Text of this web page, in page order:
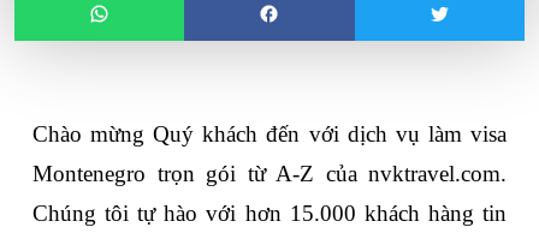
Chào mừng Quý khách đến với dịch vụ làm visa
Montenegro trọn gói từ A-Z của nvktravel.com.
Chúng tôi tự hào với hơn 15.000 khách hàng tin